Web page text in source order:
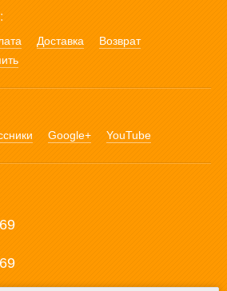
Доставка
Возврат
Google+ YouTube